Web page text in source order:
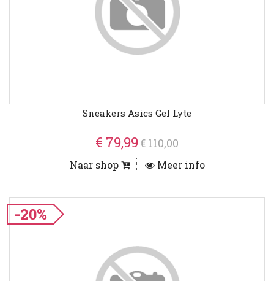
Sneakers Asics Gel Lyte
€ 79,99€ 110,00
Naar shop Meer info
-20%